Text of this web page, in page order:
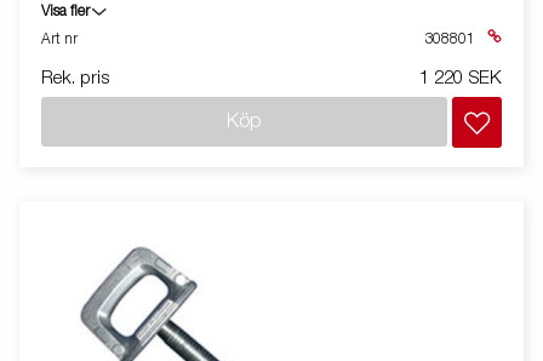
kg.
Visa fler
Art nr
308801
Rek. pris 1 220 SEK
Köp